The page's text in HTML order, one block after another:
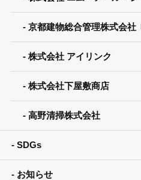
京都建物総合管理株式会社
株式会社 アイリンク
株式会社下屋敷商店
高野清掃株式会社
SDGs
お知らせ